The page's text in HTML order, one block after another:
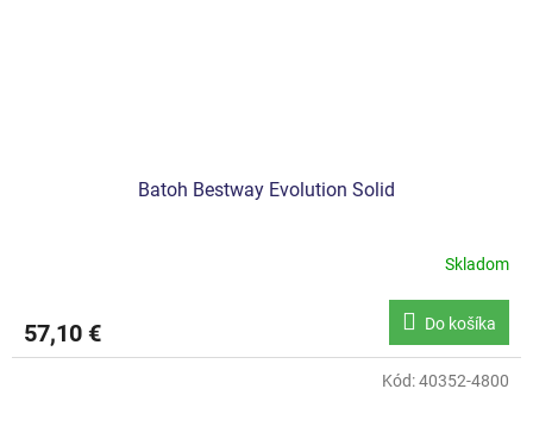
Batoh Bestway Evolution Solid
Skladom
57,10 € Do košíka
Kód:40352-4800